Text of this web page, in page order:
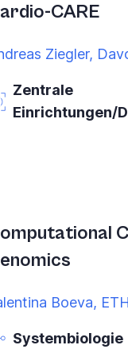
CARE
Ziegler,
Zentrale
Einrichtungen/
Boeva,
Systembiologie